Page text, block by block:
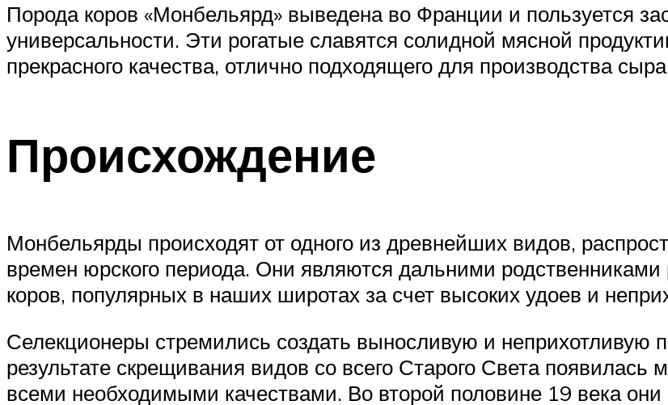
Порода коров «Монбельярд» выведена во Франции и пользуется
универсальности. Эти рогатые славятся солидной мясной
прекрасного качества, отлично подходящего для производства
Происхождение
Монбельярды происходят от одного из древнейших видов,
времен юрского периода. Они являются дальними
коров, популярных в наших широтах за счет высоких удоев и
Селекционеры стремились создать выносливую и неприхотливую
результате скрещивания видов со всего Старого Света
всеми необходимыми качествами. Во второй половине 19 века